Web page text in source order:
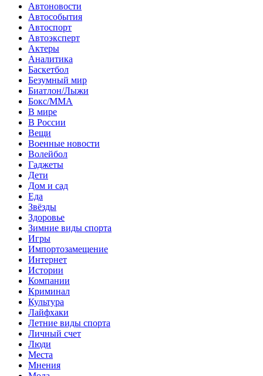
Автоновости
Автособытия
Автоспорт
Автоэксперт
Актеры
Аналитика
Баскетбол
Безумный мир
Биатлон/Лыжи
Бокс/MMA
В мире
В России
Вещи
Военные новости
Волейбол
Гаджеты
Дети
Дом и сад
Еда
Звёзды
Здоровье
Зимние виды спорта
Игры
Импортозамещение
Интернет
Истории
Компании
Криминал
Культура
Лайфхаки
Летние виды спорта
Личный счет
Люди
Места
Мнения